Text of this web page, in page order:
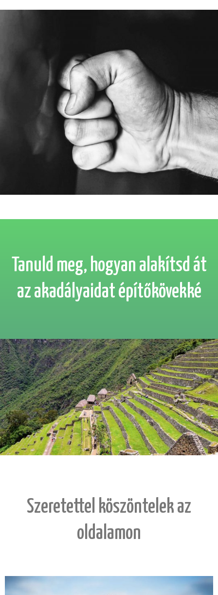
Tanuld meg, hogyan alakítsd át
az akadályaidat építőkövekké
Szeretettel köszöntelek az
oldalamon